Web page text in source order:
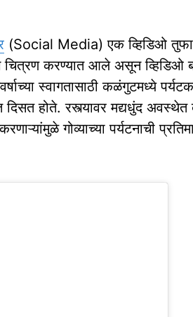
(Social Media) एक व्हिडिओ
चित्रण करण्यात आले असून व्हिडिओ
स्वागतासाठी कळंगुटमध्ये
दिसत होते. रस्त्यावर मद्यधुंद
गोव्याच्या पर्यटनाची